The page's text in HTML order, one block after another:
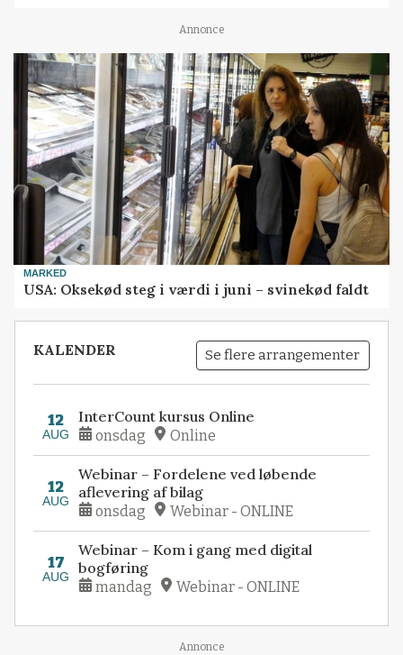
Annonce
MARKED
USA: Oksekød steg i værdi i juni – svinekød faldt
KALENDER Se flere arrangementer
12
AUG
InterCount kursus Online
onsdag Online
12
AUG
Webinar – Fordelene ved løbende
aflevering af bilag
onsdag Webinar - ONLINE
17
AUG
Webinar – Kom i gang med digital
bogføring
mandag Webinar - ONLINE
Annonce